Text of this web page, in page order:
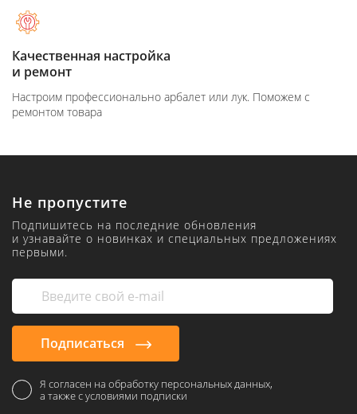
Качественная настройка
и ремонт
Настроим профессионально арбалет или лук. Поможем с
ремонтом товара
Не пропустите
Подпишитесь на последние обновления
и узнавайте о новинках и специальных предложениях
первыми.
Подписаться
Я согласен на обработку персональных данных,
а также с условиями подписки